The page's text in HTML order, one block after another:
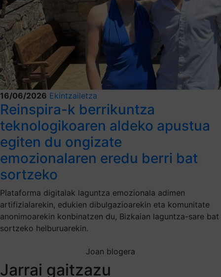
16/06/2026 Ekintzailetza
Reinspira-k berrikuntza
teknologikoaren aldeko apustua
egiten du ongizate
emozionalaren eredu berri bat
sortzeko
Plataforma digitalak laguntza emozionala adimen
artifizialarekin, edukien dibulgazioarekin eta komunitate
anonimoarekin konbinatzen du, Bizkaian laguntza-sare bat
sortzeko helburuarekin.
Joan blogera
Jarrai gaitzazu